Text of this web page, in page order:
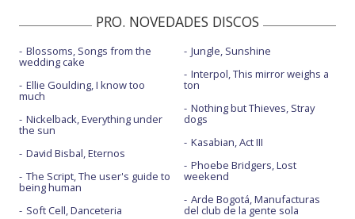
PRO. NOVEDADES DISCOS
Blossoms, Songs from the
wedding cake
Ellie Goulding, I know too
much
Nickelback, Everything under
the sun
David Bisbal, Eternos
The Script, The user's guide to
being human
Soft Cell, Danceteria
Jungle, Sunshine
Interpol, This mirror weighs a
ton
Nothing but Thieves, Stray
dogs
Kasabian, Act III
Phoebe Bridgers, Lost
weekend
Arde Bogotá, Manufacturas
del club de la gente sola